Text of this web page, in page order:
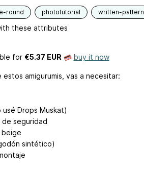
round phototutorial written-pattern
these attributes
for €5.37 EUR buy it now
estos amigurumis, vas a necesitar:
Drops Muskat)
seguridad
beige
sintético)